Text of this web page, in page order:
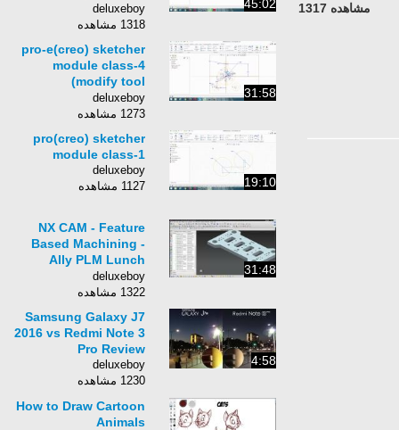
مشاهده 1317 45:02
tutorials class 11
deluxeboy
1318 مشاهده
31:58
pro-e(creo) sketcher
module class-4
(modify tool
bar,constraint tool
bar,inspection tool
deluxeboy
1273 مشاهده
19:10
pro(creo) sketcher
module class-1
deluxeboy
1127 مشاهده
31:48
NX CAM - Feature
Based Machining -
Ally PLM Lunch
Bytes
deluxeboy
1322 مشاهده
4:58
Samsung Galaxy J7
2016 vs Redmi Note 3
Pro Review
deluxeboy
1230 مشاهده
How to Draw Cartoon
Animals